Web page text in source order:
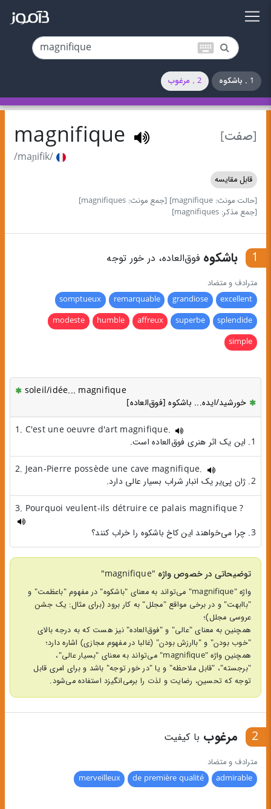
keyboard
1 . باشکوه 2 . مرغوب
[صفت] magnifique
/maɲifik/
قابل مقایسه
[حالت مونث: magnifique]
[جمع مونث: magnifiques]
[جمع مذکر: magnifiques]
1 باشکوهفوق‌العاده، در خور توجه
مترادف و متضاد
excellent
grandiose
remarquable
somptueux
splendide
superbe
affreux
humble
modeste
simple
soleil/idée... magnifique
خورشید/ایده... باشکوه [فوق‌العاده]
1. C'est une oeuvre d'art magnifique.
1. این یک اثر هنری فوق‌العاده‌ است.
2. Jean-Pierre possède une cave magnifique.
2. ژان پی‌یر یک انبار شراب بسیار عالی دارد.
3. Pourquoi veulent-ils détruire ce palais magnifique ?
3. چرا می‌خواهند این کاخ باشکوه را خراب کنند؟
توضیحاتی در خصوص واژه "magnifique"
واژه "magnifique" می‌تواند به معنای "باشکوه" در مفهوم "باعظمت" و
"باابهت" و در برخی مواقع "مجلل" به کار برود (برای مثال: یک جشن
عروسی مجلل)؛
همچنین به معنای "عالی" و "فوق‌العاده" نیز هست که به درجه بالای
"خوب بودن" و "باارزش بودن" (غالبا در مفهوم مجازی) اشاره دارد؛
همچنین واژه "magnifique" می‌تواند به معنای "بسیار عالی"،
"برجسته"، "قابل ملاحظه" و یا "در خور توجه" باشد و برای امری قابل
توجه که تحسین، رضایت و لذت را برمی‌انگیزد استفاده می‌شود.
2 مرغوب با کیفیت
مترادف و متضاد
admirable
de première qualité
merveilleux